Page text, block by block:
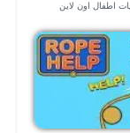
اطفال اون لاين